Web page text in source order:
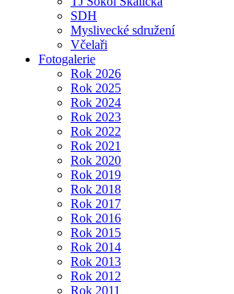
SDH
Myslivecké sdružení
Včelaři
Fotogalerie
Rok 2026
Rok 2025
Rok 2024
Rok 2023
Rok 2022
Rok 2021
Rok 2020
Rok 2019
Rok 2018
Rok 2017
Rok 2016
Rok 2015
Rok 2014
Rok 2013
Rok 2012
Rok 2011